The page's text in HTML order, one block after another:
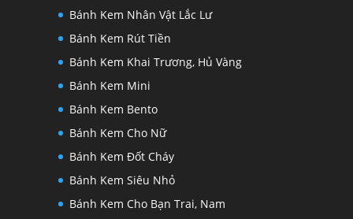
Bánh Kem Nhân Vật Lắc Lư
Bánh Kem Rút Tiền
Bánh Kem Khai Trương, Hủ Vàng
Bánh Kem Mini
Bánh Kem Bento
Bánh Kem Cho Nữ
Bánh Kem Đốt Cháy
Bánh Kem Siêu Nhỏ
Bánh Kem Cho Bạn Trai, Nam